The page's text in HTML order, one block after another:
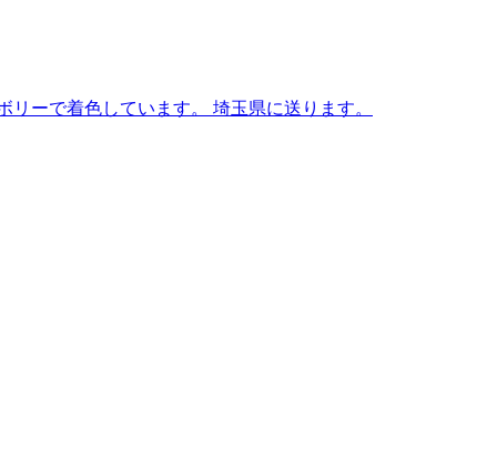
ーで着色しています。 埼玉県に送ります。